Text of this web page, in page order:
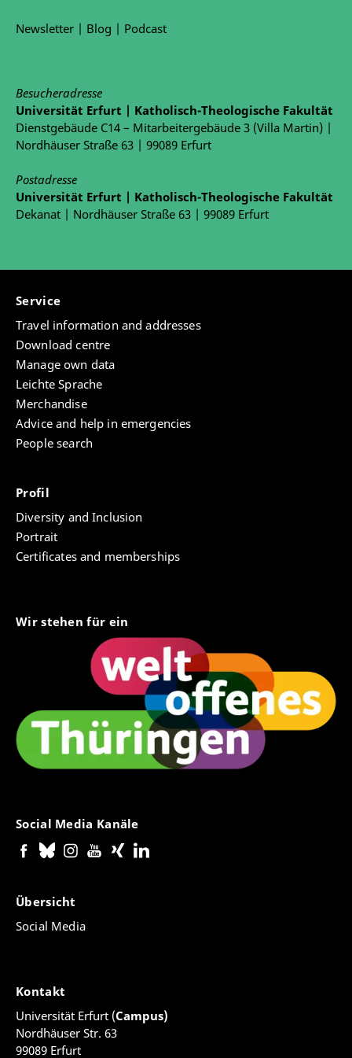
Newsletter | Blog | Podcast
Besucheradresse
Universität Erfurt | Katholisch-Theologische Fakultät
Dienstgebäude C14 – Mitarbeitergebäude 3 (Villa Martin) |
Nordhäuser Straße 63 | 99089 Erfurt
Postadresse
Universität Erfurt | Katholisch-Theologische Fakultät
Dekanat | Nordhäuser Straße 63 | 99089 Erfurt
Service
Travel information and addresses
Download centre
Manage own data
Leichte Sprache
Merchandise
Advice and help in emergencies
People search
Profil
Diversity and Inclusion
Portrait
Certificates and memberships
Wir stehen für ein
Social Media Kanäle
Übersicht
Social Media
Kontakt
Universität Erfurt (Campus)
Nordhäuser Str. 63
99089 Erfurt